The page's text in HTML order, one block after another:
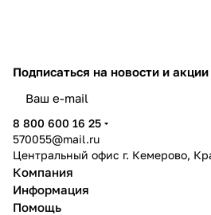
Подписаться на новости и акции
8 800 600 16 25
570055@mail.ru
Центральный офис г. Кемерово,
Компания
Информация
Помощь